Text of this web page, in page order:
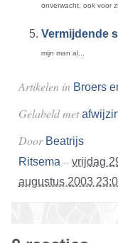
onverwacht, ook voor
Vermijdende
mijn man al...
Artikelen in Broers
Gelabeld met
Door Beatrijs
Ritsema – vrijdag
augustus 2003